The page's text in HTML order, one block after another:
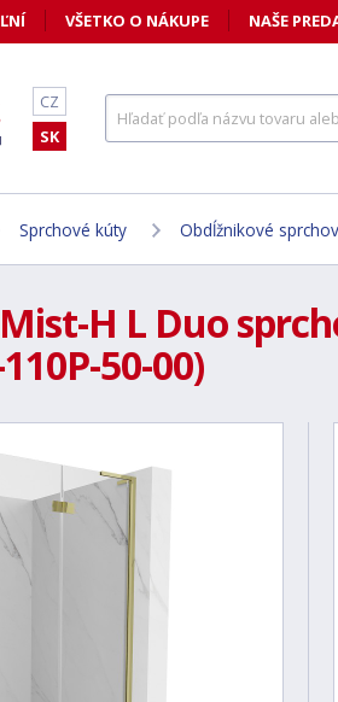
VŠETKO O NÁKUPE NAŠE
CZ
SK
Sprchové kúty Obdĺžnikové
Mist-H L Duo
50-00)